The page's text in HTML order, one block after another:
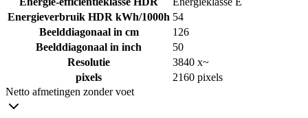
Energieverbruik HDR kWh/1000h 54
Beelddiagonaal in cm
126
Beelddiagonaal in inch
50
Resolutie
3840 x~
pixels
2160 pixels
Netto afmetingen zonder voet